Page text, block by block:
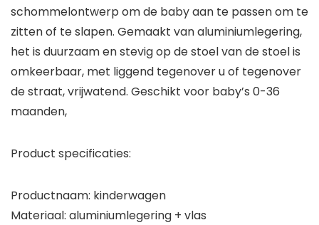
schommelontwerp om de baby aan te passen om te
zitten of te slapen. Gemaakt van aluminiumlegering,
het is duurzaam en stevig op de stoel van de stoel is
omkeerbaar, met liggend tegenover u of tegenover
de straat, vrijwatend. Geschikt voor baby’s 0-36
maanden,
Product specificaties:
Productnaam: kinderwagen
Materiaal: aluminiumlegering + vlas